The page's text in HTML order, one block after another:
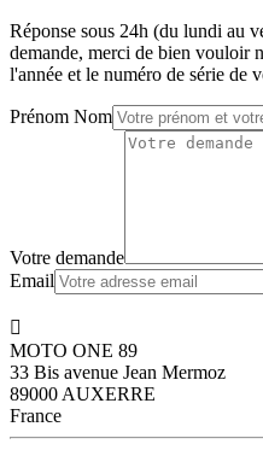
Réponse sous 24h (du lundi au
demande, merci de bien vouloir
l'année et le numéro de série de
Prénom Nom
Votre demande
Email

MOTO ONE 89
33 Bis avenue Jean Mermoz
89000 AUXERRE
France